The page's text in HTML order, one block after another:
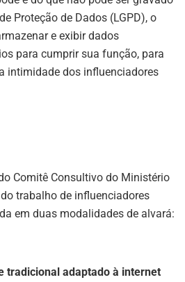
Proteção de Dados (LGPD), o
e exibir dados
para cumprir sua função, para
intimidade dos influenciadores
Comitê Consultivo do Ministério
trabalho de influenciadores
em duas modalidades de alvará:
tradicional adaptado à internet